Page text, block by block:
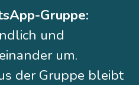
Gruppe:
und
um.
der Gruppe bleibt